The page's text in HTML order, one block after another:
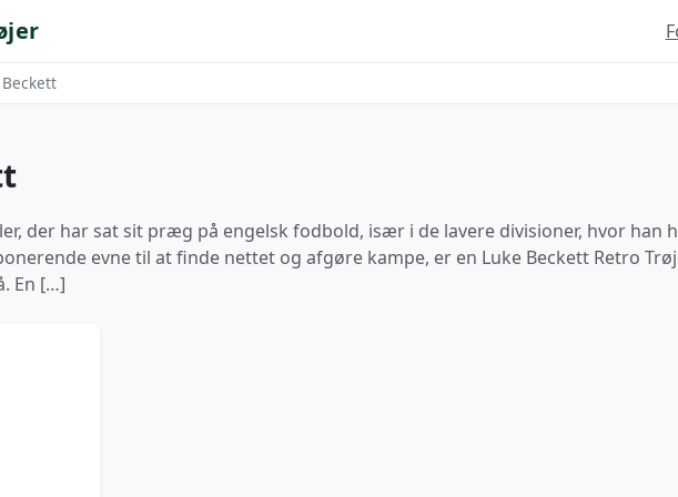
Beckett
der har sat sit præg på engelsk fodbold, især i de lavere divisioner, hvor
evne til at finde nettet og afgøre kampe, er en Luke Beckett Retro
En […]